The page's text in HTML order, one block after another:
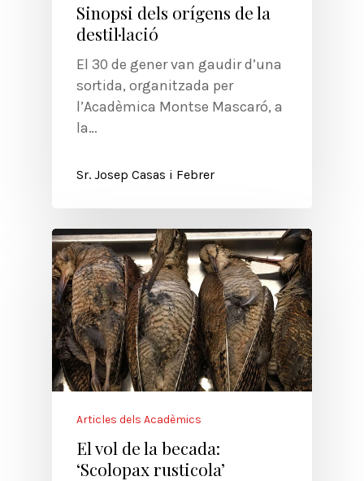
Sinopsi dels orígens de la
destil·lació
El 30 de gener van gaudir d’una
sortida, organitzada per
l’Acadèmica Montse Mascaró, a
la…
Sr. Josep Casas i Febrer
Articles dels Acadèmics
El vol de la becada:
‘Scolopax rusticola’